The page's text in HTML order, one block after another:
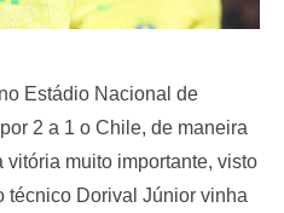
Estádio Nacional de
2 a 1 o Chile, de maneira
muito importante, visto
técnico Dorival Júnior vinha